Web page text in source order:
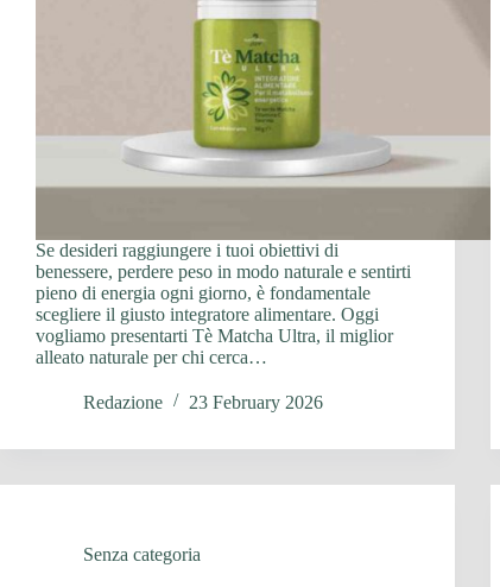
Se desideri raggiungere i tuoi obiettivi di
benessere, perdere peso in modo naturale e sentirti
pieno di energia ogni giorno, è fondamentale
scegliere il giusto integratore alimentare. Oggi
vogliamo presentarti Tè Matcha Ultra, il miglior
alleato naturale per chi cerca…
Redazione 23 February 2026
Senza categoria